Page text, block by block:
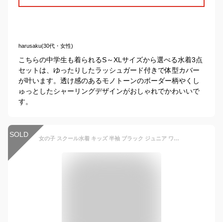
harusaku(30代・女性)
こちらの中学生も着られるS～XLサイズから選べる水着3点
セットは、ゆったりしたラッシュガード付きで体型カバー
が叶います。透け感のあるモノトーンのボーダー柄やくし
ゅっとしたシャーリングデザインがおしゃれでかわいいで
す。
SOLD 女の子 スクール水着 キッズ 半袖 ブラック ジュニア ワンピース 一体型パンツ付き 子供 水着 スポーツウエア 中学生 レデイース ガールズ 子ども用 水着 スポーティー 紫外線対策 日やけど防止 スイミング ビーチ